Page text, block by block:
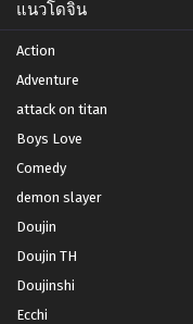
แนวโดจิน
Action
Adventure
attack on titan
Boys Love
Comedy
demon slayer
Doujin
Doujin TH
Doujinshi
Ecchi